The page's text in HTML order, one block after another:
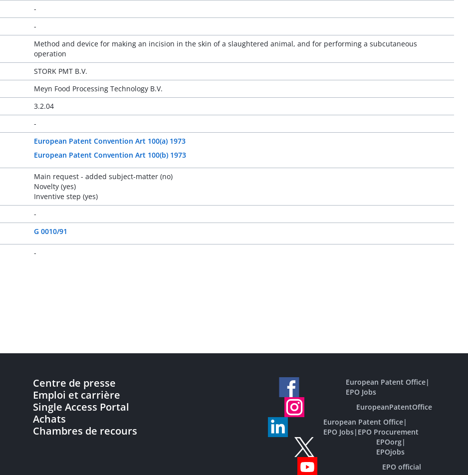
-
-
Method and device for making an incision in the skin of a slaughtered animal, and for performing a subcutaneous
operation
STORK PMT B.V.
Meyn Food Processing Technology B.V.
3.2.04
-
European Patent Convention Art 100(a) 1973
European Patent Convention Art 100(b) 1973
Main request - added subject-matter (no)
Novelty (yes)
Inventive step (yes)
-
G 0010/91
-
Centre de presse
Emploi et carrière
Single Access Portal
Achats
Chambres de recours
European Patent Office|
EPO Jobs
EuropeanPatentOffice
European Patent Office|
EPO Jobs| EPO Procurement
EPOorg|
EPOjobs
EPO official